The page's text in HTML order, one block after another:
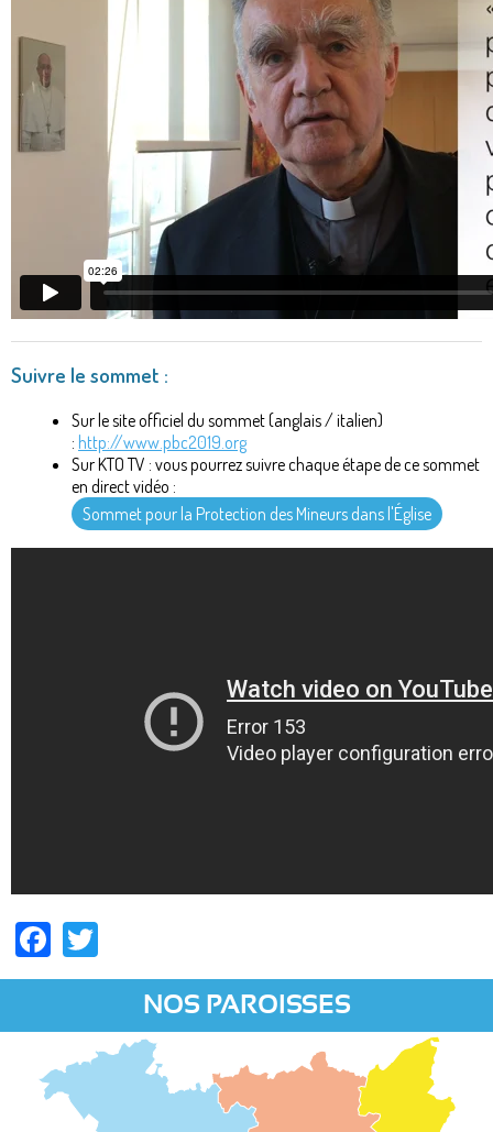
Suivre le sommet :
Sur le site officiel du sommet (anglais / italien)
: http://www.pbc2019.org
Sur KTO TV : vous pourrez suivre chaque étape de ce sommet
en direct vidéo :
Sommet pour la Protection des Mineurs dans l'Église
Facebook
NOS PAROISSES